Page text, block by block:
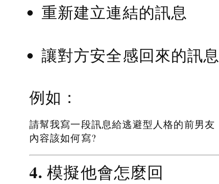
重新建立連結的訊息
讓對方安全感回來的訊
例如：
請幫我寫一段訊息給逃避型人格的前男友
內容該如何寫?
4. 模擬他會怎麼回